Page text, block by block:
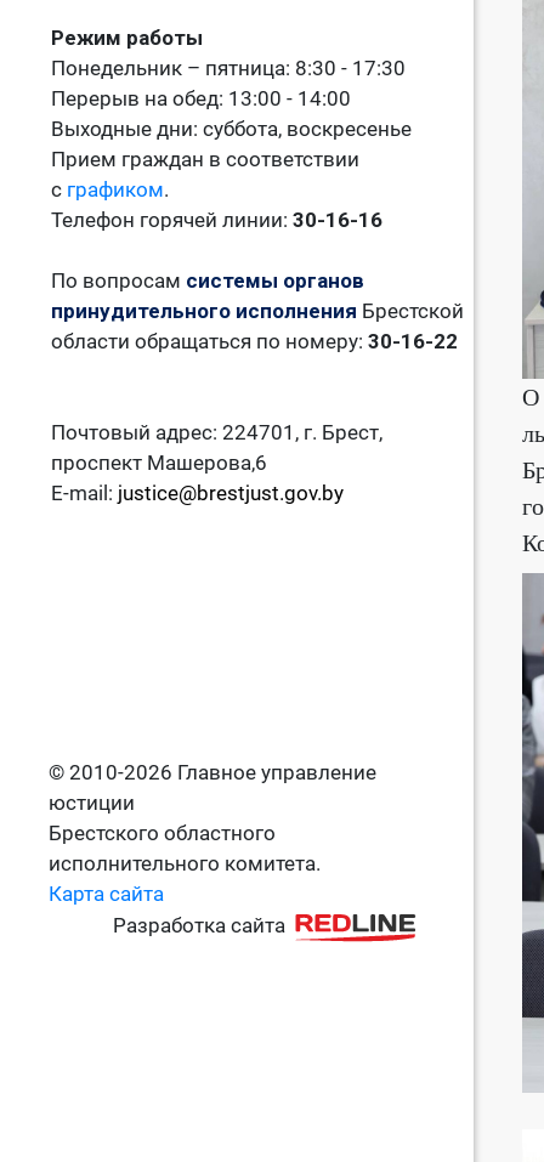
Режим работы
Понедельник – пятница: 8:30 - 17:30
Перерыв на обед: 13:00 - 14:00
Выходные дни: суббота, воскресенье
Прием граждан в соответствии
с графиком.
Телефон горячей линии: 30-16-16
По вопросам системы органов
принудительного исполнения Брестской
области обращаться по номеру: 30-16-22
Почтовый адрес: 224701, г. Брест,
проспект Машерова,6
E-mail: justice@brestjust.gov.by
© 2010-2026 Главное управление
юстиции
Брестского областного
исполнительного комитета.
Карта сайта
Разработка сайта
О